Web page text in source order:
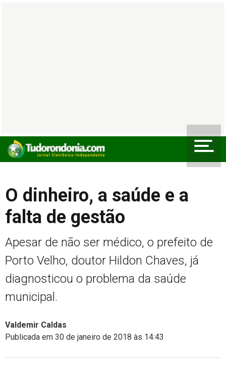
O dinheiro, a saúde e a
falta de gestão
Apesar de não ser médico, o prefeito de
Porto Velho, doutor Hildon Chaves, já
diagnosticou o problema da saúde
municipal.
Valdemir Caldas
Publicada em 30 de janeiro de 2018 às 14:43